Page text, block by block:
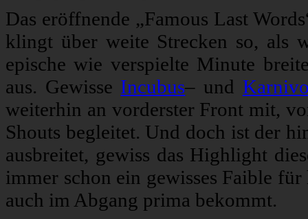
Das eröffnende „Famous Last
klingt über weite Strecken so, als
epische wie verspielte Minute
aus. Gewisse Incubus– und
weiterhin an vorderster Front mit,
Shouts begleitet. Und doch ist der
ausbreitet, gewiss das Highlight
immer schon ein gewisses Faible
auch im Abgang prima bekommt.